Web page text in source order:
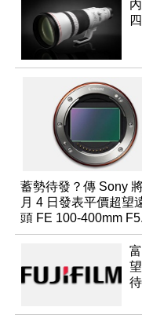
蓄勢待發？傳 Sony
月 4 日發表平價超望
頭 FE 100-400mm